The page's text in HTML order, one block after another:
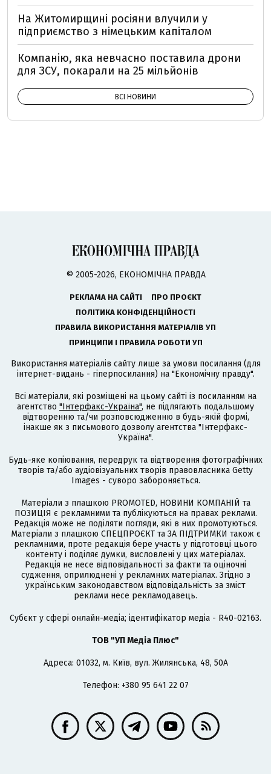
На Житомирщині росіяни влучили у
підприємство з німецьким капіталом
Компанію, яка невчасно поставила дрони
для ЗСУ, покарали на 25 мільйонів
ВСІ НОВИНИ
© 2005-2026, ЕКОНОМІЧНА ПРАВДА
РЕКЛАМА НА САЙТІ
ПРО ПРОЄКТ
ПОЛІТИКА КОНФІДЕНЦІЙНОСТІ
ПРАВИЛА ВИКОРИСТАННЯ МАТЕРІАЛІВ УП
ПРИНЦИПИ І ПРАВИЛА РОБОТИ УП
Використання матеріалів сайту лише за умови посилання (для
інтернет-видань - гіперпосилання) на "Економічну правду".
Всі матеріали, які розміщені на цьому сайті із посиланням на
агентство "Інтерфакс-Україна", не підлягають подальшому
відтворенню та/чи розповсюдженню в будь-якій формі,
інакше як з письмового дозволу агентства "Інтерфакс-
Україна".
Будь-яке копіювання, передрук та відтворення фотографічних
творів та/або аудіовізуальних творів правовласника Getty
Images - суворо забороняється.
Матеріали з плашкою PROMOTED, НОВИНИ КОМПАНІЙ та
ПОЗИЦІЯ є рекламними та публікуються на правах реклами.
Редакція може не поділяти погляди, які в них промотуються.
Матеріали з плашкою СПЕЦПРОЄКТ та ЗА ПІДТРИМКИ також є
рекламними, проте редакція бере участь у підготовці цього
контенту і поділяє думки, висловлені у цих матеріалах.
Редакція не несе відповідальності за факти та оціночні
судження, оприлюднені у рекламних матеріалах. Згідно з
українським законодавством відповідальність за зміст
реклами несе рекламодавець.
Cубєкт у сфері онлайн-медіа; ідентифікатор медіа - R40-02163.
ТОВ "УП Медіа Плюс"
Адреса: 01032, м. Київ, вул. Жилянська, 48, 50А
Телефон: +380 95 641 22 07